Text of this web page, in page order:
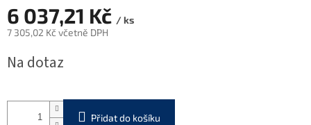
6 037,21 Kč / ks
7 305,02 Kč včetně DPH
cena:
Na dotaz
Přidat do košíku